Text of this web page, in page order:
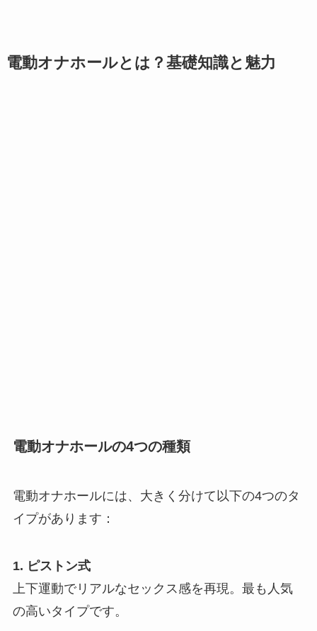
電動オナホールとは？基礎知識と魅力
電動オナホールの4つの種類
電動オナホールには、大きく分けて以下の4つのタ
イプがあります：
1. ピストン式
上下運動でリアルなセックス感を再現。最も人気
の高いタイプです。